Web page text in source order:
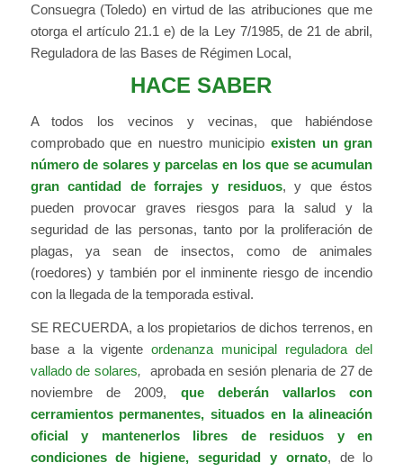
Consuegra (Toledo) en virtud de las atribuciones que me
otorga el artículo 21.1 e) de la Ley 7/1985, de 21 de abril,
Reguladora de las Bases de Régimen Local,
HACE SABER
A todos los vecinos y vecinas, que habiéndose
comprobado que en nuestro municipio existen un gran
número de solares y parcelas en los que se acumulan
gran cantidad de forrajes y residuos, y que éstos
pueden provocar graves riesgos para la salud y la
seguridad de las personas, tanto por la proliferación de
plagas, ya sean de insectos, como de animales
(roedores) y también por el inminente riesgo de incendio
con la llegada de la temporada estival.
SE RECUERDA, a los propietarios de dichos terrenos, en
base a la vigenteordenanza municipal reguladora del
vallado de solares, aprobada en sesión plenaria de 27 de
noviembre de 2009, que deberán vallarlos con
cerramientos permanentes, situados en la alineación
oficial y mantenerlos libres de residuos y en
condiciones de higiene, seguridad y ornato, de lo